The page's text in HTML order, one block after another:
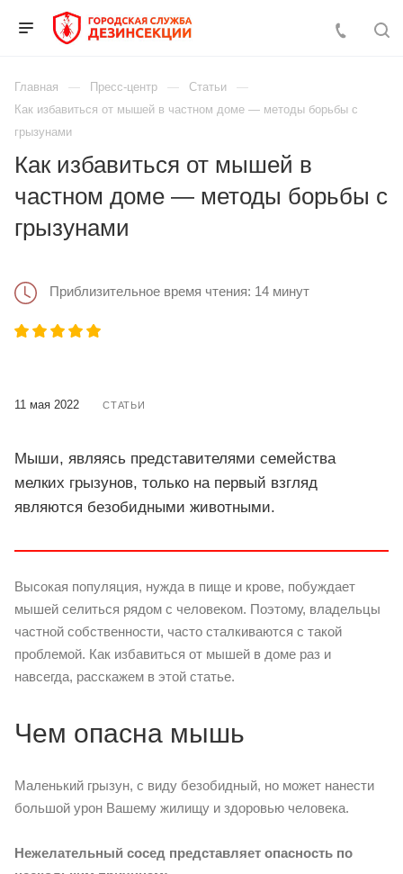
Главная Пресс-центр
Статьи
Как избавиться от мышей в частном доме — методы борьбы с
грызунами
Как избавиться от мышей в
частном доме — методы борьбы с
грызунами
Приблизительное время чтения: 14 минут
11 мая 2022 СТАТЬИ
Мыши, являясь представителями семейства
мелких грызунов, только на первый взгляд
являются безобидными животными.
Высокая популяция, нужда в пище и крове, побуждает
мышей селиться рядом с человеком. Поэтому, владельцы
частной собственности, часто сталкиваются с такой
проблемой. Как избавиться от мышей в доме раз и
навсегда, расскажем в этой статье.
Чем опасна мышь
Маленький грызун, с виду безобидный, но может нанести
большой урон Вашему жилищу и здоровью человека.
Нежелательный сосед представляет опасность по